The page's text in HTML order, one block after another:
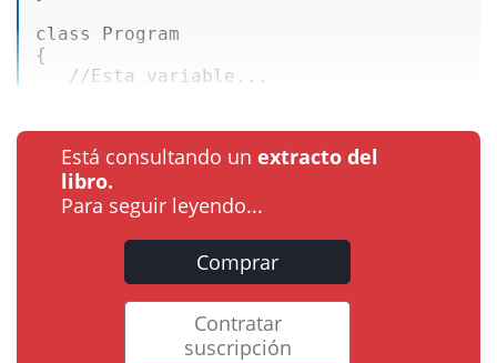
class
Program
{
//Esta variable...
Está consultando un extracto del
libro.
Para seguir leyendo...
Comprar
Contratar
suscripción